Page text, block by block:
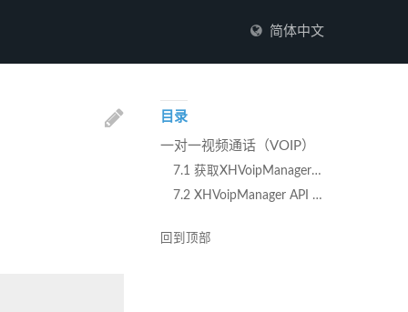
简体中文
目录
一对一视频通话（VOIP）
7.1 获取XHVoipManager实例，添加VOIP事件代理
7.2 XHVoipManager API 说明
回到顶部